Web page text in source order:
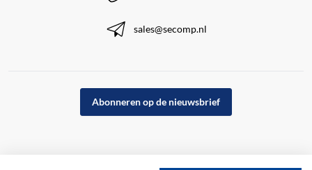
sales@secomp.nl
Abonneren op de nieuwsbrief